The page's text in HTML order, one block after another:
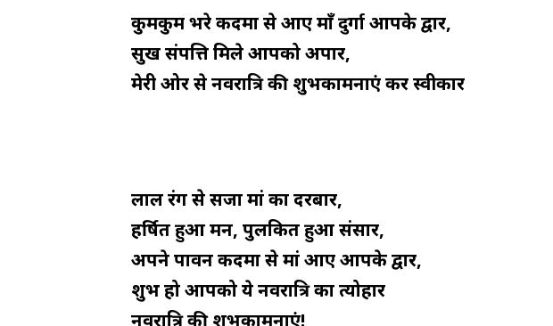
कुमकुम भरे कदमों से आए माँ दुर्गा आपके द्वार,
सुख संपत्ति मिले आपको अपार,
मेरी ओर से नवरात्रि की शुभकामनाएं करें स्वीकार
लाल रंग से सजा मां का दरबार,
हर्षित हुआ मन, पुलकित हुआ संसार,
अपने पावन कदमों से मां आए आपके द्वार,
शुभ हो आपको ये नवरात्रि का त्योहार
नवरात्रि की शुभकामनाएं!